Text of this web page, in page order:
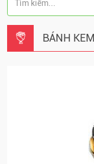
BÁNH KEM